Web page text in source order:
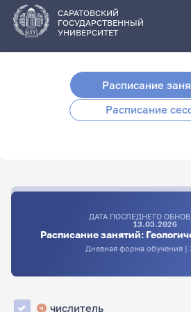
основному
содержанию
САРАТОВСКИЙ
ГОСУДАРСТВЕННЫЙ
УНИВЕРСИТЕТ
Расписание
Расписание
ДАТА ПОСЛЕДНЕГО
13.03.2026
Расписание занятий:
Дневная форма обучения |
ч числитель